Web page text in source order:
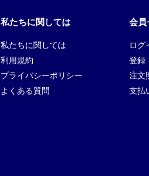
私たちに関しては
私たちに関しては
利用規約
プライバシーポリシー
よくある質問
会員
ログ
登録
注文
支払